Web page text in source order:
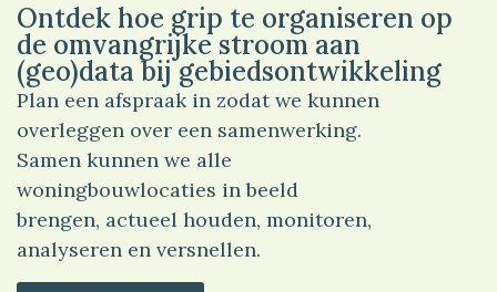
Ontdek hoe grip te organiseren op
de omvangrijke stroom aan
(geo)data bij gebiedsontwikkeling
Plan een afspraak in zodat we kunnen
overleggen over een samenwerking.
Samen kunnen we alle
woningbouwlocaties in beeld
brengen, actueel houden, monitoren,
analyseren en versnellen.